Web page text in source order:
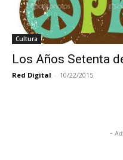
Cultura
Los Años Setenta
Red Digital - 10/22/2015
-